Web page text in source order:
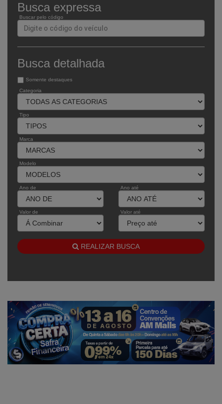
Busca expressa
Buscar pelo código
Busca detalhada
Somente destaques
Categoria
Tipo
Marca
Modelo
Ano de Ano até
Valor de Valor até
REALIZAR BUSCA